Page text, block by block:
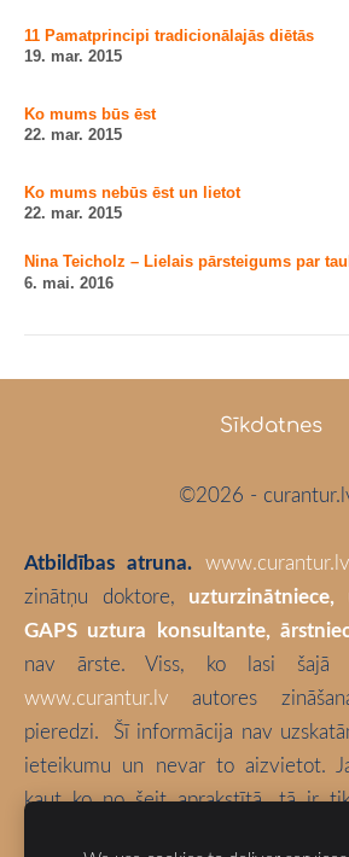
11 Pamatprincipi tradicionālajās diētās
19. mar. 2015
Ko mums būs ēst
22. mar. 2015
Ko mums nebūs ēst un lietot
22. mar. 2015
Nina Teicholz – Lielais pārsteigums par
6. mai. 2016
Sīkdatnes
©2026 -
Atbildības atruna. www.curantur.lv
zinātņu doktore, uzturzinātniece,
GAPS uztura konsultante,
nav ārste. Viss, ko lasi šajā
www.curantur.lv autores
pieredzi. Šī informācija nav
ieteikumu un nevar to aizvietot.
kaut ko no šeit aprakstītā, tā ir